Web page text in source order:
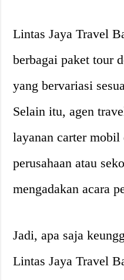
Lintas Jaya Travel
berbagai paket tour
yang bervariasi
Selain itu, agen
layanan carter mobil
perusahaan atau
mengadakan acara
Jadi, apa saja
Lintas Jaya Travel